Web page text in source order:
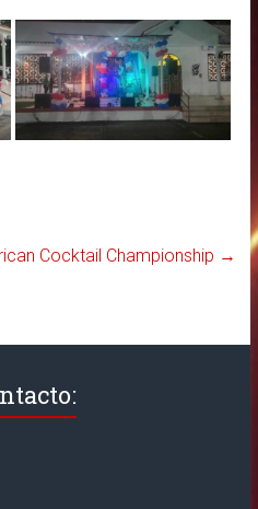
Cocktail Championship →